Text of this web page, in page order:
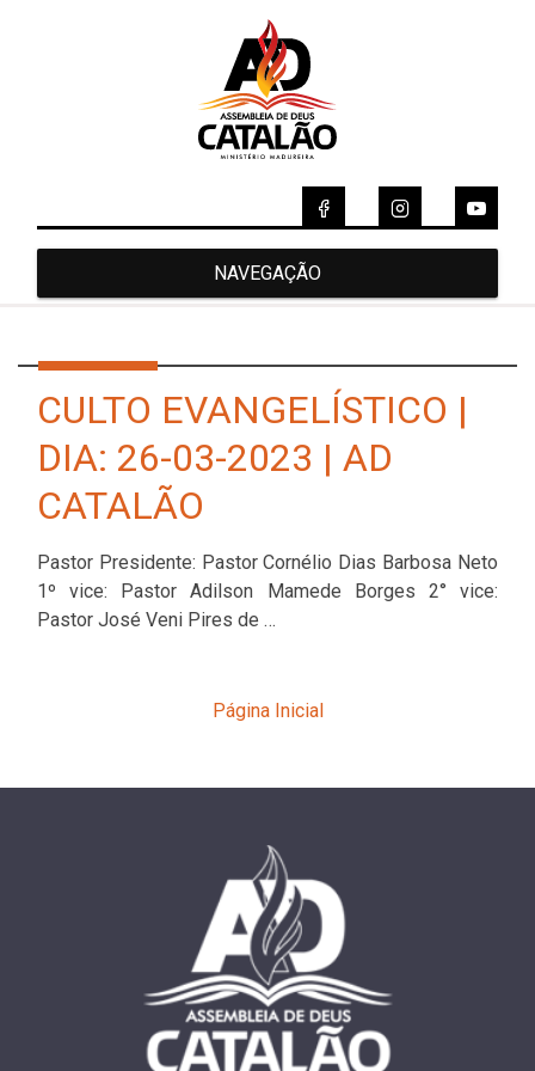
NAVEGAÇÃO
CULTO EVANGELÍSTICO |
DIA: 26-03-2023 | AD
CATALÃO
Pastor Presidente: Pastor Cornélio Dias Barbosa Neto
1º vice: Pastor Adilson Mamede Borges 2° vice:
Pastor José Veni Pires de …
Página Inicial